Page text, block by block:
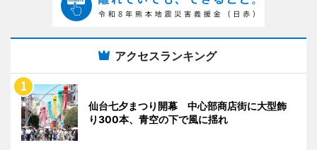
アクセスランキング
仙台七夕まつり開幕 中心部商店街に大型飾
り300本、青空の下で風に揺れ